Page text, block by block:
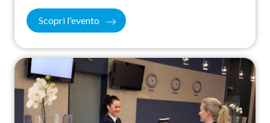
Scopri l'evento